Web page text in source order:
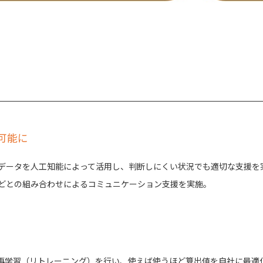
能に
タを人工知能によって活用し、判断しにくい状況でも適切な支援を
の組み合わせによるコミュニケーション支援を実施。
習（リトレーニング）を行い、使えば使うほど算出値を自社に最適